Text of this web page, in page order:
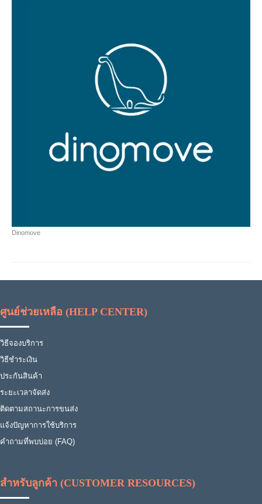
Dinomove
ศูนย์ช่วยเหลือ (HELP CENTER)
วิธีจองบริการ
วิธีชำระเงิน
ประกันสินค้า
ระยะเวลาจัดส่ง
ติดตามสถานะการขนส่ง
แจ้งปัญหาการใช้บริการ
คำถามที่พบบ่อย (FAQ)
สำหรับลูกค้า (CUSTOMER RESOURCES)